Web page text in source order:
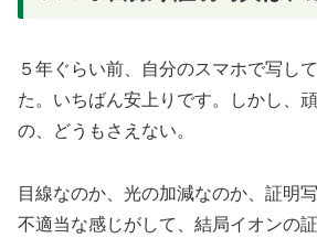
５年ぐらい前、自分のスマホで写し
た。いちばん安上りです。しかし、
の、どうもさえない。
目線なのか、光の加減なのか、証明
不適当な感じがして、結局イオンの